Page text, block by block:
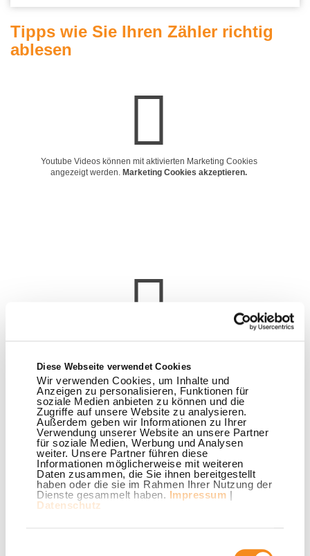
Diese Webseite verwendet Cookies
Wir verwenden Cookies, um Inhalte und
Anzeigen zu personalisieren, Funktionen für
soziale Medien anbieten zu können und die
Zugriffe auf unsere Website zu analysieren.
Außerdem geben wir Informationen zu Ihrer
Verwendung unserer Website an unsere Partner
für soziale Medien, Werbung und Analysen
weiter. Unsere Partner führen diese
Informationen möglicherweise mit weiteren
Daten zusammen, die Sie ihnen bereitgestellt
haben oder die sie im Rahmen Ihrer Nutzung der
Dienste gesammelt haben. Impressum |
Datenschutz
Tipps wie Sie Ihren Zähler richtig
ablesen
Youtube Videos können mit aktivierten Marketing Cookies
angezeigt werden. Marketing Cookies akzeptieren.
Youtube Videos können mit aktivierten Marketing Cookies